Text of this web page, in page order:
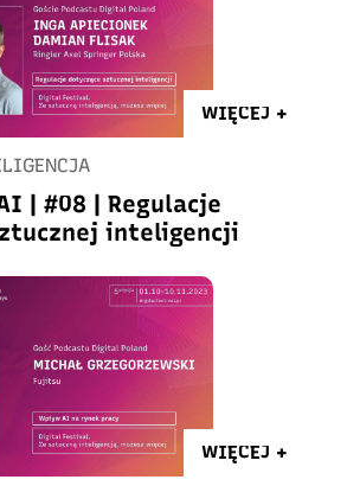
WIĘCEJ +
| #08 | Regulacje
inteligencji
WIĘCEJ +